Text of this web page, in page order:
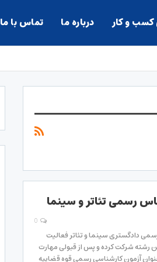
کسب و کار درباره ما تماس با ما
رسمی تئاتر و سینما
دادگستری سینما و تئاتر فعالیت
این رشته شرکت کرده و پس از قبولی مهارت
آزمون کارشناسی رسمی قوه قضاییه